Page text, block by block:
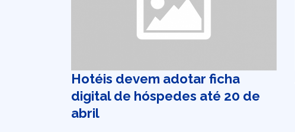
Hotéis devem adotar ficha
digital de hóspedes até 20 de
abril